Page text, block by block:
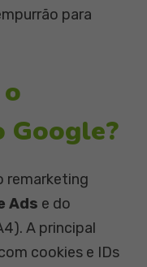
para
Google?
remarketing
Ads e do
A principal
cookies e IDs